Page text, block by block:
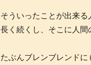
そういったことが出来る
長く続くし、そこに人間
たぶんブレンブレンドに